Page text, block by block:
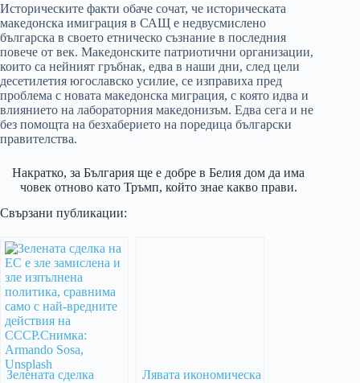
Историческите факти обаче сочат, че историческата
македонска имиграция в САЩ е недвусмислено
българска в своето етническо съзнание в последния
повече от век. Македонските патриотични организации,
които са нейният гръбнак, едва в наши дни, след цели
десетилетия югославско усилие, се изправиха пред
проблема с новата македонска миграция, с която идва и
влиянието на лабораторния македонизъм. Едва сега и не
без помощта на безхаберието на поредица български
правителства.
Накратко, за България ще е добре в Белия дом да има
човек отново като Тръмп, който знае какво прави.
Свързани публикации:
Зелената сделка
Лявата икономическа